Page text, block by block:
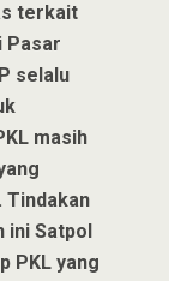
terkait
Pasar
selalu
masih
Tindakan
Satpol
PKL yang